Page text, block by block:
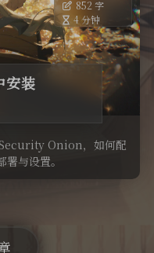
852 字
4 分钟
装
Onion，如何配
与设置。